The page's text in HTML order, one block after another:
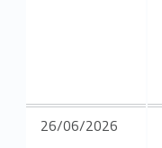
26/06/2026